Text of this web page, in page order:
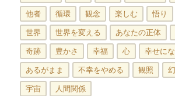
他者
循環 観念 楽しむ 悟り
世界
世界を変える あなたの正体
奇跡
豊かさ 幸福 心 幸せに
あるがまま
不幸をやめる 観照
宇宙
人間関係